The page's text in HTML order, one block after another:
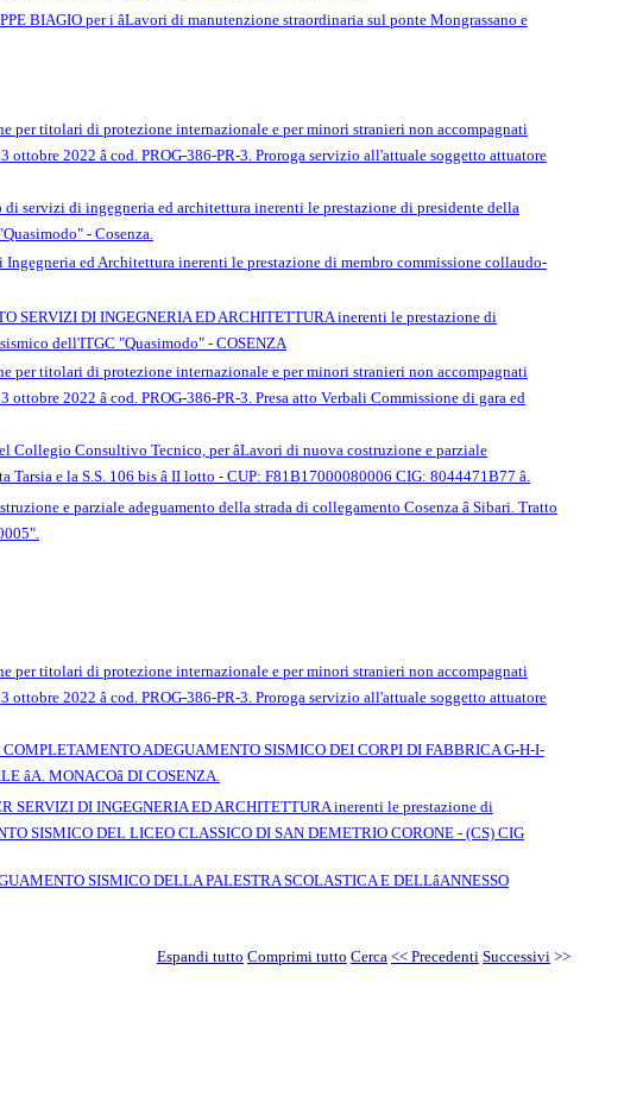
BIAGIO per i âLavori di manutenzione straordinaria sul ponte Mongrassano e
per titolari di protezione internazionale e per minori stranieri non accompagnati
2022 â cod. PROG-386-PR-3. Proroga servizio all'attuale soggetto attuatore
servizi di ingegneria ed architettura inerenti le prestazione di presidente della
- Cosenza.
ed Architettura inerenti le prestazione di membro commissione collaudo-
SERVIZI DI INGEGNERIA ED ARCHITETTURA inerenti le prestazione di
dell'ITGC "Quasimodo" - COSENZA
per titolari di protezione internazionale e per minori stranieri non accompagnati
2022 â cod. PROG-386-PR-3. Presa atto Verbali Commissione di gara ed
Consultivo Tecnico, per âLavori di nuova costruzione e parziale
e la S.S. 106 bis â II lotto - CUP: F81B17000080006 CIG: 8044471B77 â.
e parziale adeguamento della strada di collegamento Cosenza â Sibari. Tratto
per titolari di protezione internazionale e per minori stranieri non accompagnati
2022 â cod. PROG-386-PR-3. Proroga servizio all'attuale soggetto attuatore
ADEGUAMENTO SISMICO DEI CORPI DI FABBRICA G-H-I-
MONACOâ DI COSENZA.
SERVIZI DI INGEGNERIA ED ARCHITETTURA inerenti le prestazione di
SISMICO DEL LICEO CLASSICO DI SAN DEMETRIO CORONE - (CS) CIG
SISMICO DELLA PALESTRA SCOLASTICA E DELLâANNESSO
Espandi tutto Comprimi tutto Cerca << Precedenti Successivi >>